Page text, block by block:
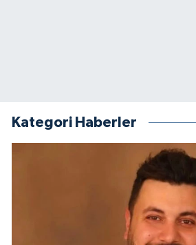
Kategori Haberler